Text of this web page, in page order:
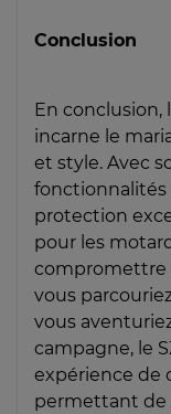
Conclusion
En conclusion,
incarne le
et style. Avec
fonctionnalités
protection
pour les
compromettre
vous
vous
campagne, le
expérience de
permettant de